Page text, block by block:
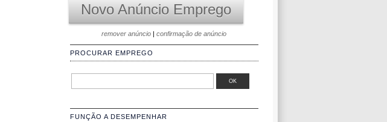
Novo Anúncio Emprego
remover anúncio | confirmação de anúncio
PROCURAR EMPREGO
FUNÇÃO A DESEMPENHAR